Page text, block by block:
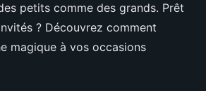
petits comme des grands. Prêt
? Découvrez comment
magique à vos occasions